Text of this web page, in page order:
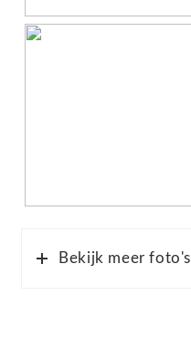
Bekijk meer foto's